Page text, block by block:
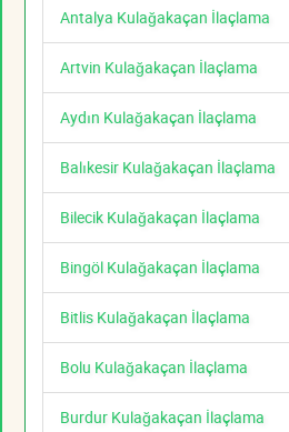
Antalya Kulağakaçan İlaçlama
Artvin Kulağakaçan İlaçlama
Aydın Kulağakaçan İlaçlama
Balıkesir Kulağakaçan İlaçlama
Bilecik Kulağakaçan İlaçlama
Bingöl Kulağakaçan İlaçlama
Bitlis Kulağakaçan İlaçlama
Bolu Kulağakaçan İlaçlama
Burdur Kulağakaçan İlaçlama